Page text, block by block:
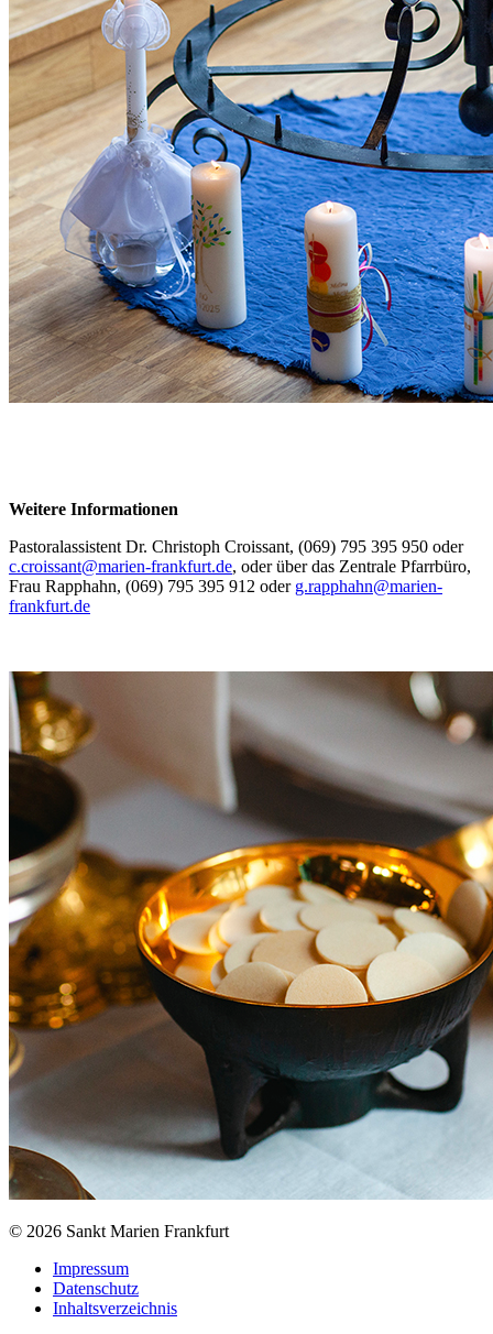
Weitere Informationen
Pastoralassistent Dr. Christoph Croissant, (069) 795 395 950 oder
c.croissant@marien-frankfurt.de, oder über das Zentrale Pfarrbüro,
Frau Rapphahn, (069) 795 395 912 oder g.rapphahn@marien-
frankfurt.de
© 2026 Sankt Marien Frankfurt
Impressum
Datenschutz
Inhaltsverzeichnis